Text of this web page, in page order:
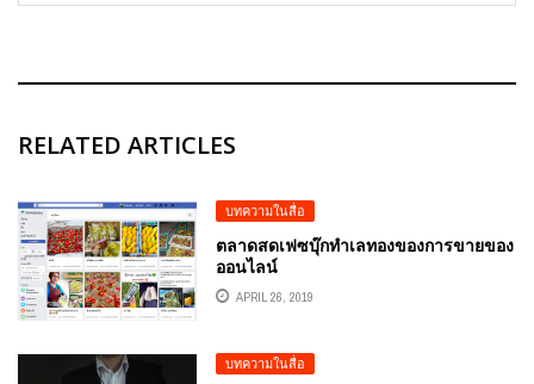
RELATED ARTICLES
บทความในสื่อ
ตลาดสดเฟซบุ๊กทำเลทองของการขายของ
ออนไลน์
APRIL 26, 2019
บทความในสื่อ